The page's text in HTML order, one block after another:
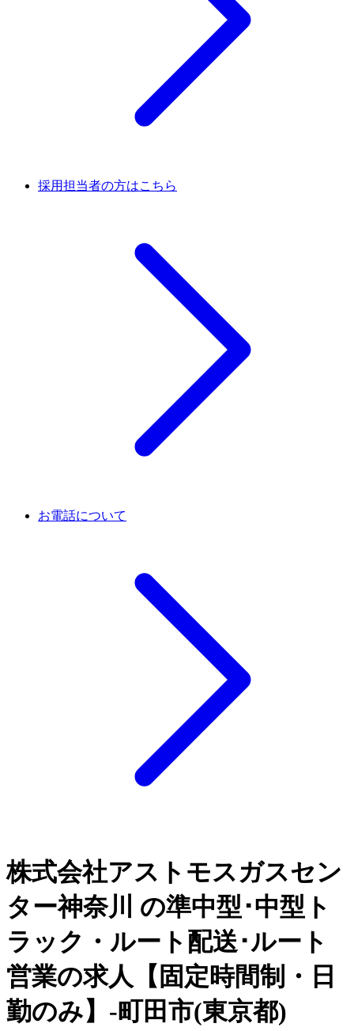
採用担当者の方はこちら
お電話について
株式会社アストモスガスセン
ター神奈川 の準中型･中型ト
ラック・ルート配送･ルート
営業の求人【固定時間制・日
勤のみ】-町田市(東京都)